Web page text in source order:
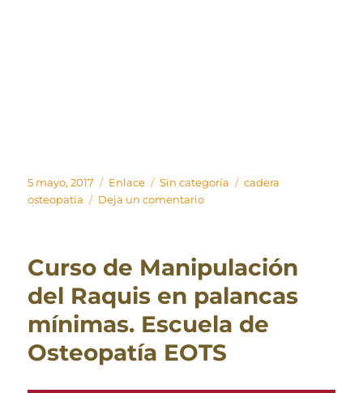
Publicado
el
5 mayo, 2017 Formato
Enlace Categorías
Sin categoría Etiquetas
cadera
osteopatia
Deja un comentarioen
la
cadera
Curso de Manipulación
del Raquis en palancas
mínimas. Escuela de
Osteopatía EOTS